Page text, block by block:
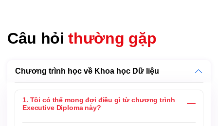
Câu hỏithường gặp
Chương trình học về Khoa học Dữ liệu
1. Tôi có thể mong đợi điều gì từ chương trình
Executive Diploma này?